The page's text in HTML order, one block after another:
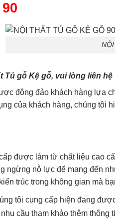
Tủ gỗ Kệ gỗ, vui lòng liên
đông đảo khách hàng lựa
của khách hàng, chúng tôi
được làm từ chất liệu cao
ngừng nỗ lực để mang đến
trúc trong không gian mà
tôi cung cấp hiện đang
cầu tham khảo thêm